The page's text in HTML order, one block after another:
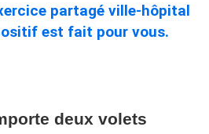
partagé ville-hôpital
est fait pour vous.
deux volets